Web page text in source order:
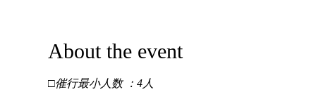
About the event
□催行最小人数 ：4人